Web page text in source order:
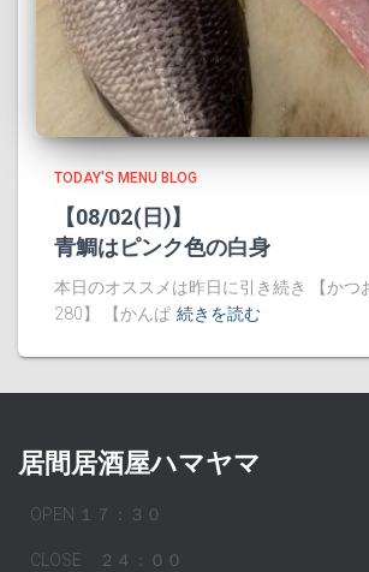
TODAY'S MENU BLOG
【08/02(日)】
青鯛はピンク色の白身
本日のオススメは昨日に引き続き 【か
280】 【かんぱ 続きを読む
居間居酒屋ハマヤマ
OPEN １７：３０
CLOSE ２４：００